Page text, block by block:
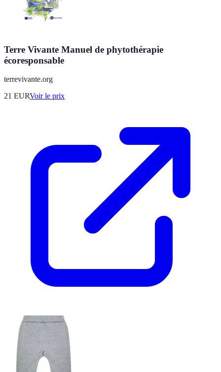
Terre Vivante Manuel de phytothérapie
écoresponsable
terrevivante.org
21 EURVoir le prix